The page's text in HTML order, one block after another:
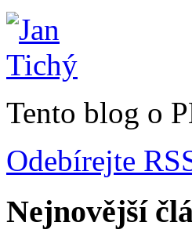
Tento blog o
Odebírejte
Nejnovější